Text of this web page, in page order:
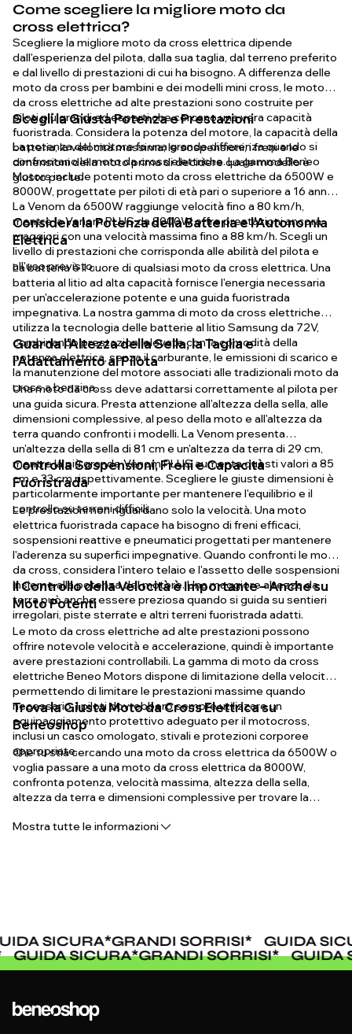
Come scegliere la migliore moto da
cross elettrica?
Scegliere la migliore moto da cross elettrica dipende
dall'esperienza del pilota, dalla sua taglia, dal terreno preferito
e dal livello di prestazioni di cui ha bisogno. A differenza delle
moto da cross per bambini e dei modelli mini cross, le moto
da cross elettriche ad alte prestazioni sono costruite per
piloti più grandi ed esperti che cercano una vera capacità
fuoristrada. Considera la potenza del motore, la capacità della
batteria, la velocità massima, le sospensioni, i freni e le
dimensioni della moto prima di decidere quale modello è
giusto per te.
Scegli la Giusta Potenza e Prestazioni
La potenza del motore fa una grande differenza quando si
confrontano le moto da cross elettriche. La gamma Beneo
Motors include potenti moto da cross elettriche da 6500W e
8000W, progettate per piloti di età pari o superiore a 16 anni.
La Venom da 6500W raggiunge velocità fino a 80 km/h,
mentre la Venom PLUS da 8000W offre prestazioni ancora
maggiori con una velocità massima fino a 88 km/h. Scegli un
livello di prestazioni che corrisponda alle abilità del pilota e
all'uso previsto.
Considera la Potenza della Batteria e l'Autonomia
Elettrica
La batteria è il cuore di qualsiasi moto da cross elettrica. Una
batteria al litio ad alta capacità fornisce l'energia necessaria
per un'accelerazione potente e una guida fuoristrada
impegnativa. La nostra gamma di moto da cross elettriche
utilizza la tecnologia delle batterie al litio Samsung da 72V,
combinando prestazioni elevate con la comodità della
potenza elettrica, senza il carburante, le emissioni di scarico e
la manutenzione del motore associati alle tradizionali moto da
cross a benzina.
Guarda l'Altezza della Sella, la Taglia e
l'Adattamento al Pilota
Una moto da cross deve adattarsi correttamente al pilota per
una guida sicura. Presta attenzione all'altezza della sella, alle
dimensioni complessive, al peso della moto e all'altezza da
terra quando confronti i modelli. La Venom presenta
un'altezza della sella di 81 cm e un'altezza da terra di 29 cm,
mentre la più grande Venom PLUS aumenta questi valori a 85
cm e 33 cm rispettivamente. Scegliere le giuste dimensioni è
particolarmente importante per mantenere l'equilibrio e il
controllo su terreni difficili.
Controlla Sospensioni, Freni e Capacità
Fuoristrada
Le prestazioni non riguardano solo la velocità. Una moto
elettrica fuoristrada capace ha bisogno di freni efficaci,
sospensioni reattive e pneumatici progettati per mantenere
l'aderenza su superfici impegnative. Quando confronti le moto
da cross, considera l'intero telaio e l'assetto delle sospensioni
insieme alla potenza del motore. Una maggiore altezza da
terra può anche essere preziosa quando si guida su sentieri
irregolari, piste sterrate e altri terreni fuoristrada adatti.
Il Controllo della Velocità è Importante – Anche su
Moto Potenti
Le moto da cross elettriche ad alte prestazioni possono
offrire notevole velocità e accelerazione, quindi è importante
avere prestazioni controllabili. La gamma di moto da cross
elettriche Beneo Motors dispone di limitazione della velocità,
permettendo di limitare le prestazioni massime quando
necessario. I piloti dovrebbero sempre utilizzare un
equipaggiamento protettivo adeguato per il motocross,
inclusi un casco omologato, stivali e protezioni corporee
appropriate.
Trova la Giusta Moto da Cross Elettrica su
Beneoshop
Che tu stia cercando una moto da cross elettrica da 6500W o
voglia passare a una moto da cross elettrica da 8000W,
confronta potenza, velocità massima, altezza della sella,
altezza da terra e dimensioni complessive per trovare la
moto da cross elettriche da 72V e scopri potenti prestazioni
Mostra tutte le informazioni
SICURA*GRANDI SORRISI*
GUIDA
* GUIDA SICURA*GRANDI SORRISI*